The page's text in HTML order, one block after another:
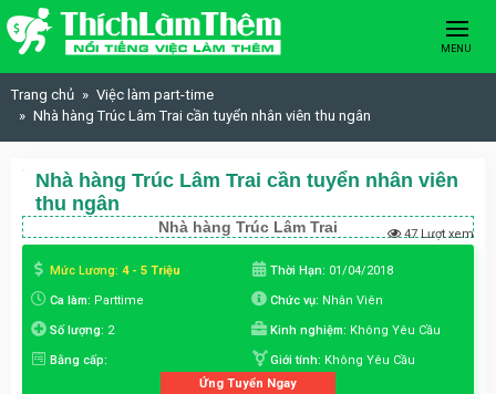
Skip to content
MENU
Trang chủ
Việc làm part-time
Nhà hàng Trúc Lâm Trai cần tuyển nhân viên thu ngân
Nhà hàng Trúc Lâm Trai cần tuyển nhân viên
thu ngân
Nhà hàng Trúc Lâm Trai 47 Lượt xem
Mức Lương: 4 - 5 Triệu Thời Hạn: 01/04/2018
Ca làm: Parttime Chức vụ: Nhân Viên
Số lượng: 2 Kinh nghiệm: Không Yêu Cầu
Bằng cấp: Giới tính: Không Yêu Cầu
Ứng Tuyển Ngay